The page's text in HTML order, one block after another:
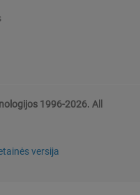
1996-2026. All
versija